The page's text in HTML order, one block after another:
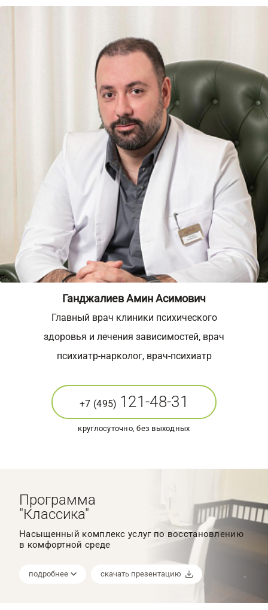
Ганджалиев Амин Асимович
Главный врач клиники психического
здоровья и лечения зависимостей, врач
психиатр-нарколог, врач-психиатр
+7 (495) 121-48-31
круглосуточно, без выходных
Программа
"Классика"
Насыщенный комплекс услуг по восстановлению
в комфортной среде
подробнее скачать презентацию